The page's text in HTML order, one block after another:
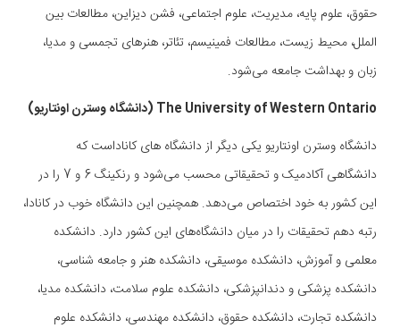
حقوق، علوم پایه، مدیریت، علوم اجتماعی، فشن دیزاین، مطالعات بین
الملل، محیط زیست، مطالعات فمینیسم، تئاتر، هنرهای تجمسی و مدیا،
زبان و بهداشت جامعه می‌شود.
The University of Western Ontario (دانشگاه وسترن اونتاریو)
دانشگاه وسترن اونتاریو یکی دیگر از دانشگاه های کاناداست که
دانشگاهی آکادمیک و تحقیقاتی محسب می‌شود و رنکینگ 6 و 7 را در
این کشور به خود اختصاص می‌دهد. همچنین این دانشگاه خوب در کانادا،
رتبه دهم تحقیقات را در میان دانشگاه‌های این کشور دارد. دانشکده
معلمی و آموزش، دانشکده موسیقی، دانشکده هنر و جامعه شناسی،
دانشکده پزشکی و دندانپزشکی، دانشکده علوم سلامت، دانشکده مدیا،
دانشکده تجارت، دانشکده حقوق، دانشکده مهندسی، دانشکده علوم